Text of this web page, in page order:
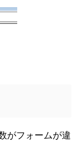
がフォームが違